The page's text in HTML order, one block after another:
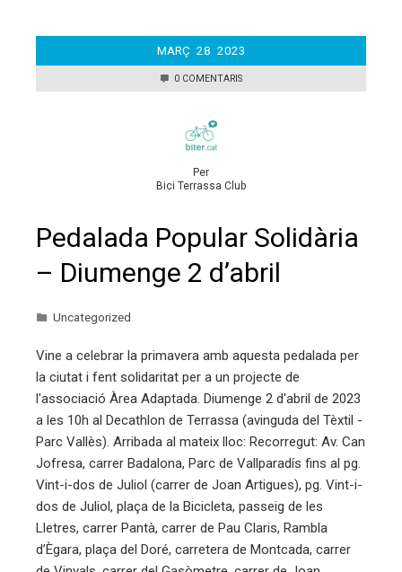
MARÇ 28 2023
0 COMENTARIS
Per
Bici Terrassa Club
Pedalada Popular Solidària
– Diumenge 2 d’abril
Uncategorized
Vine a celebrar la primavera amb aquesta pedalada per
la ciutat i fent solidaritat per a un projecte de
l'associació Àrea Adaptada. Diumenge 2 d'abril de 2023
a les 10h al Decathlon de Terrassa (avinguda del Tèxtil -
Parc Vallès). Arribada al mateix lloc: Recorregut: Av. Can
Jofresa, carrer Badalona, Parc de Vallparadís fins al pg.
Vint-i-dos de Juliol (carrer de Joan Artigues), pg. Vint-i-
dos de Juliol, plaça de la Bicicleta, passeig de les
Lletres, carrer Pantà, carrer de Pau Claris, Rambla
d’Ègara, plaça del Doré, carretera de Montcada, carrer